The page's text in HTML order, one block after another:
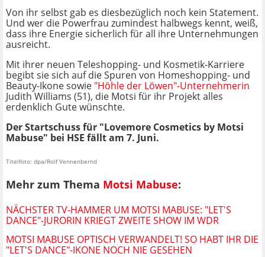
Von ihr selbst gab es diesbezüglich noch kein Statement.
Und wer die Powerfrau zumindest halbwegs kennt, weiß,
dass ihre Energie sicherlich für all ihre Unternehmungen
ausreicht.
Mit ihrer neuen Teleshopping- und Kosmetik-Karriere
begibt sie sich auf die Spuren von Homeshopping- und
Beauty-Ikone sowie "Höhle der Löwen"-Unternehmerin
Judith Williams (51), die Motsi für ihr Projekt alles
erdenklich Gute wünschte.
Der Startschuss für "Lovemore Cosmetics by Motsi
Mabuse" bei HSE fällt am 7. Juni.
Titelfoto: dpa/Rolf Vennenbernd
Mehr zum Thema Motsi Mabuse:
NÄCHSTER TV-HAMMER UM MOTSI MABUSE: "LET'S
DANCE"-JURORIN KRIEGT ZWEITE SHOW IM WDR
MOTSI MABUSE OPTISCH VERWANDELT! SO HABT IHR DIE
"LET'S DANCE"-IKONE NOCH NIE GESEHEN